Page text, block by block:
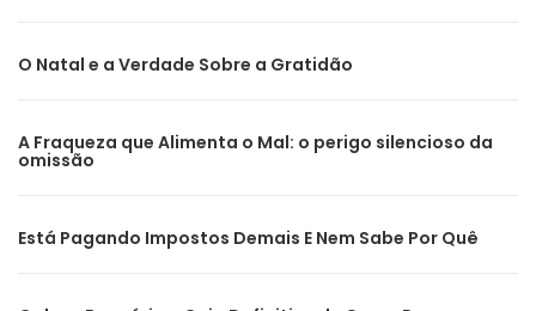
O Natal e a Verdade Sobre a Gratidão
A Fraqueza que Alimenta o Mal: o perigo silencioso da
omissão
Está Pagando Impostos Demais E Nem Sabe Por Quê